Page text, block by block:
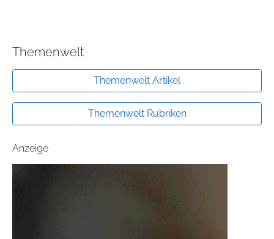
Themenwelt
Themenwelt Artikel
Themenwelt Rubriken
Anzeige